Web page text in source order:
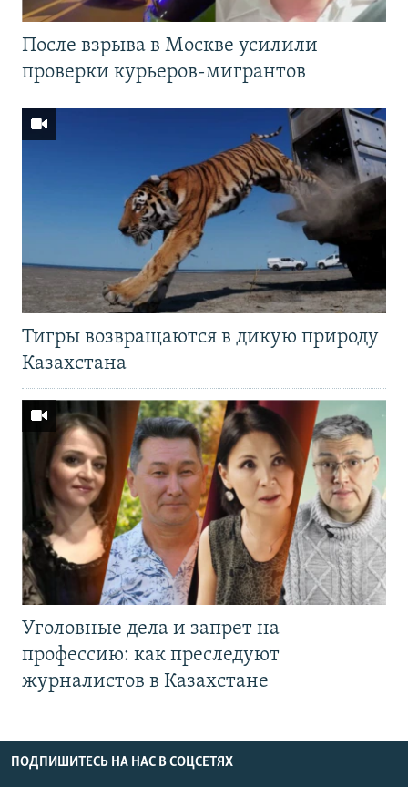
После взрыва в Москве усилили
проверки курьеров-мигрантов
Тигры возвращаются в дикую природу
Казахстана
Уголовные дела и запрет на
профессию: как преследуют
журналистов в Казахстане
ПОДПИШИТЕСЬ НА НАС В СОЦСЕТЯХ